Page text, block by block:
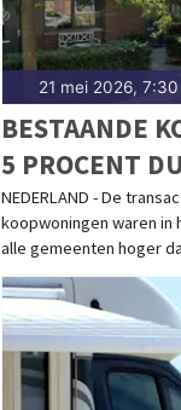
21 mei 2026,
BESTAANDE
5 PROCENT
KWARTAAL
NEDERLAND - De
koopwoningen waren in
alle gemeenten hoger